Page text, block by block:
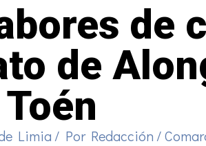
de
de
Toén
Limia / Por Redacción /